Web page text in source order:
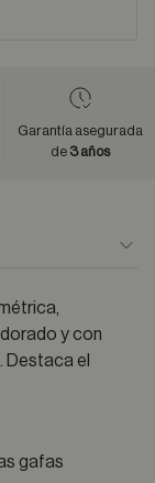
Garantía asegurada
de 3 años
y con
Destaca el
gafas